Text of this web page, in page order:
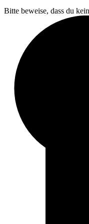
Bitte beweise, dass du